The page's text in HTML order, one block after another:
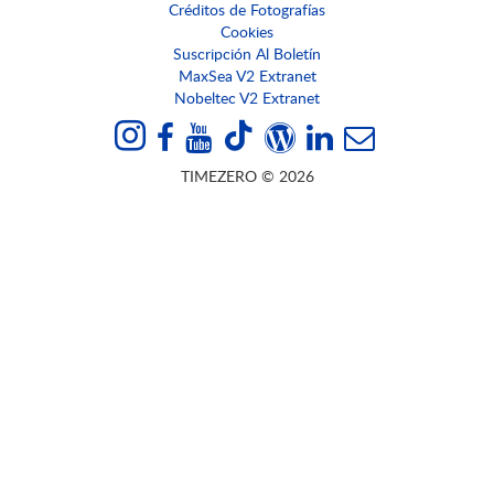
Créditos de Fotografías
Cookies
Suscripción Al Boletín
MaxSea V2 Extranet
Nobeltec V2 Extranet
TIMEZERO © 2026